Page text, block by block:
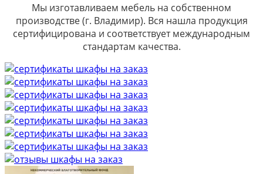
Мы изготавливаем мебель на собственном
производстве (г. Владимир). Вся нашла продукция
сертифицирована и соответствует международным
стандартам качества.